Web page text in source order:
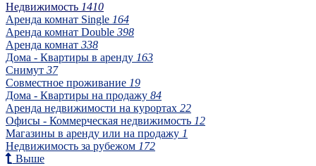
Недвижимость 1410
Аренда комнат Single 164
Аренда комнат Double 398
Аренда комнат 338
Дома - Квартиры в аренду 163
Снимут 37
Совместное проживание 19
Дома - Квартиры на продажу 84
Аренда недвижимости на курортах 22
Офисы - Коммерческая недвижимость 12
Магазины в аренду или на продажу 1
Недвижимость за рубежом 172
Выше